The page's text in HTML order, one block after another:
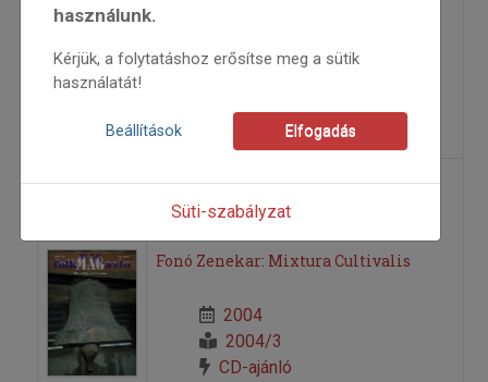
Ildikó,Tóth Bence,Verhóczki
=>
Egy kései recenzió
Fonó Zenekar: Mixtura Cultivalis
2004
2004/3
CD-ajánló
használunk.
Kérjük, a folytatáshoz erősítse meg a sütik
használatát!
Beállítások Elfogadás
Süti-szabályzat